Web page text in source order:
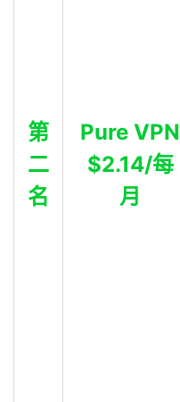
第
二
名
Pure VPN
$2.14/每
月